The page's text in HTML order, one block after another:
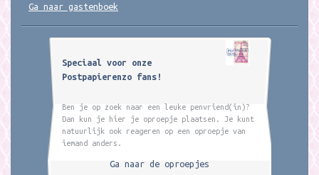
Ga naar gastenboek
Speciaal voor onze
Postpapierenzo fans!
Ben je op zoek naar een leuke penvriend(in)?
Dan kun je hier je oproepje plaatsen. Je kunt
natuurlijk ook reageren op een oproepje van
iemand anders.
Ga naar de oproepjes